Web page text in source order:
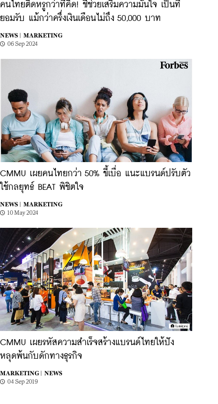
คนไทยติดหรูกว่าที่คิด! ชี้ช่วยเสริมความมั่นใจ เป็นที่
ยอมรับ แม้กว่าครึ่งเงินเดือนไม่ถึง 50,000 บาท
NEWS |
MARKETING
06 Sep 2024
CMMU เผยคนไทยกว่า 50% ขี้เบื่อ แนะแบรนด์ปรับตัว
ใช้กลยุทธ์ BEAT พิชิตใจ
NEWS |
MARKETING
10 May 2024
CMMU เผยรหัสความสำเร็จสร้างแบรนด์ไทยให้ปัง
หลุดพ้นกับดักทางธุรกิจ
MARKETING |
NEWS
04 Sep 2019